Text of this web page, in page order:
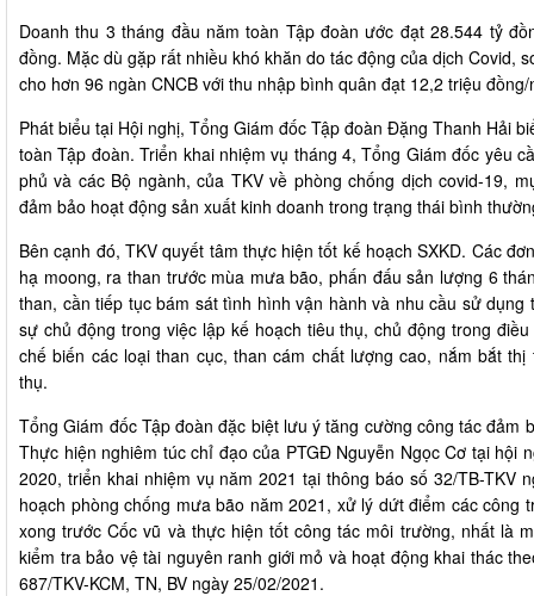
Doanh thu 3 tháng đầu năm toàn Tập đoàn ước đạt 28.544 tỷ
đồng. Mặc dù gặp rất nhiều khó khăn do tác động của dịch Covid,
cho hơn 96 ngàn CNCB với thu nhập bình quân đạt 12,2 triệu
Phát biểu tại Hội nghị, Tổng Giám đốc Tập đoàn Đặng Thanh Hải
toàn Tập đoàn. Triển khai nhiệm vụ tháng 4, Tổng Giám đốc yêu
phủ và các Bộ ngành, của TKV về phòng chống dịch covid-19,
đảm bảo hoạt động sản xuất kinh doanh trong trạng thái bình
Bên cạnh đó, TKV quyết tâm thực hiện tốt kế hoạch SXKD. Các
hạ moong, ra than trước mùa mưa bão, phấn đấu sản lượng 6
than, cần tiếp tục bám sát tình hình vận hành và nhu cầu sử
sự chủ động trong việc lập kế hoạch tiêu thụ, chủ động trong
chế biến các loại than cục, than cám chất lượng cao, nắm bắt
thụ.
Tổng Giám đốc Tập đoàn đặc biệt lưu ý tăng cường công tác đảm
Thực hiện nghiêm túc chỉ đạo của PTGĐ Nguyễn Ngọc Cơ tại hội
2020, triển khai nhiệm vụ năm 2021 tại thông báo số 32/TB-TKV
hoạch phòng chống mưa bão năm 2021, xử lý dứt điểm các công
xong trước Cốc vũ và thực hiện tốt công tác môi trường, nhất là
kiểm tra bảo vệ tài nguyên ranh giới mỏ và hoạt động khai thác
687/TKV-KCM, TN, BV ngày 25/02/2021.